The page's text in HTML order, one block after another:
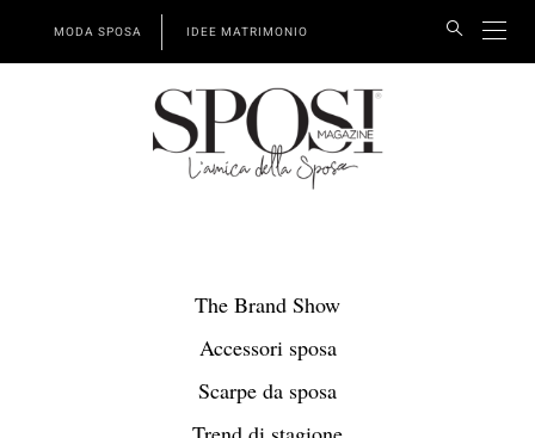
MODA SPOSA IDEE MATRIMONIO
The Brand Show
Accessori sposa
Scarpe da sposa